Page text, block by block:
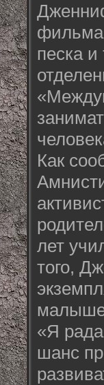
песка и
Как
лет
того,
«Я
шанс